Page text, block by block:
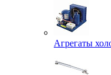
Агрегаты